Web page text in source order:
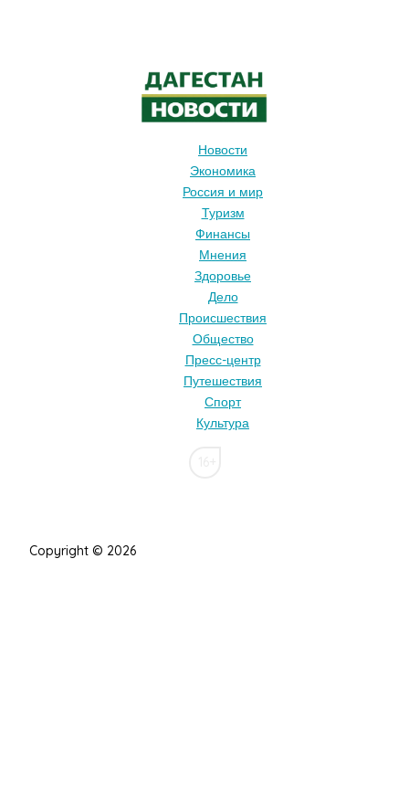
Новости
Экономика
Россия и мир
Туризм
Финансы
Мнения
Здоровье
Дело
Происшествия
Общество
Пресс-центр
Путешествия
Спорт
Культура
Copyright © 2026